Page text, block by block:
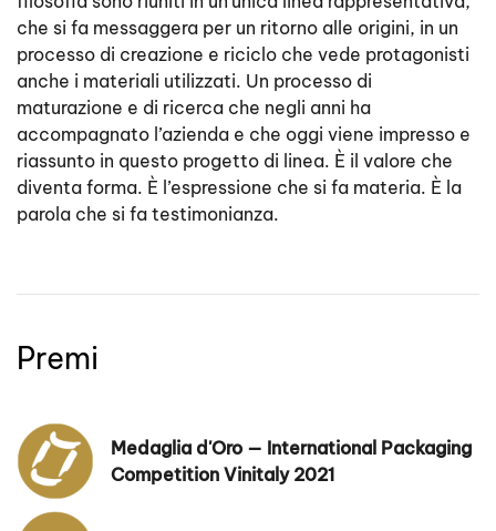
che si fa messaggera per un ritorno alle origini, in un
processo di creazione e riciclo che vede protagonisti
anche i materiali utilizzati. Un processo di
maturazione e di ricerca che negli anni ha
accompagnato l’azienda e che oggi viene impresso e
riassunto in questo progetto di linea. È il valore che
diventa forma. È l’espressione che si fa materia. È la
parola che si fa testimonianza.
Premi
Medaglia d'Oro — International Packaging
Competition Vinitaly 2021